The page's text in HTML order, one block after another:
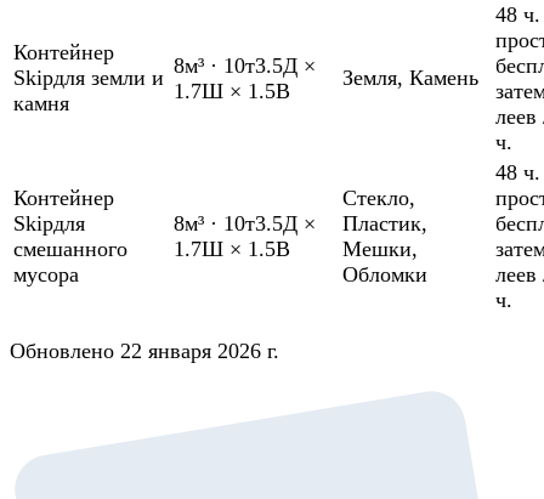
Контейнер
Skipдля земли и
камня
8м³ · 10т3.5Д ×
1.7Ш × 1.5В
Земля, Камень
48 ч.
леев
ч.
Контейнер
Skipдля
смешанного
мусора
8м³ · 10т3.5Д ×
1.7Ш × 1.5В
Стекло,
Пластик,
Мешки,
Обломки
48 ч.
леев
ч.
Обновлено 22 января 2026 г.